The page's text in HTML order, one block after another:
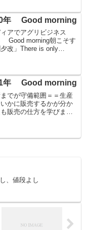
年 Good morning
アでアグリビジネス
morning朝こそす
改」There is only
年 Good morning
でが守備範囲＝＝生産
かに販売するかが分か
販売の仕方を学びませ
、値段よし